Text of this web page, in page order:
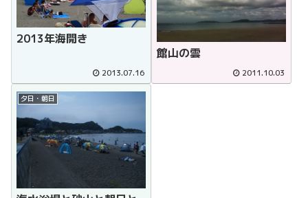
2013年海開き
2013.07.16
館山の雲
2011.10.03
夕日・朝日